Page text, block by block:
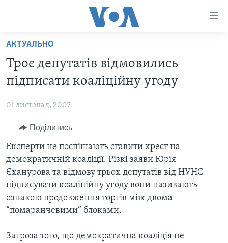
Перейти
матеріалу
Перейти
меню
Перейти
до
Пошуку
АКТУАЛЬНО
США
УКРАЇНА
ВІЙНА - ЦЕ ОСОБИСТЕ
УКРАЇНЦІ У СВІТІ
НАУКА
ЗДОРОВ'Я
СУСПІЛЬСТВО
ПОЛІТИКА В США
АДМІНІСТРАЦІЯ ПРЕЗИДЕНТА ТРАМПА: ПЕРШІ 100
УКРАЇНЦІ В АМЕРИЦІ
УКРАЇНА
ІНТЕРВ'Ю
БОРОТЬБА З ДЕЗІНФОРМАЦІЄЮ
ВІДЕО
АКТУАЛЬНО
Троє депутатів відмовились
підписати коаліційну угоду
01 листопад, 2007
Поділитись
Експерти не поспішають ставити хрест на
демократичній коаліції. Різкі заяви Юрія
Єханурова та відмову трьох депутатів від НУНС
підписувати коаліційну угоду вони називають
ознакою продовження торгів між двома
“помаранчевими” блоками.
Загроза того, що демократична коаліція не